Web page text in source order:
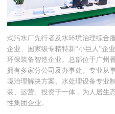
式污水厂先行者及水环境治理综合
企业、国家级专精特新“小巨人”企
环保装备智造企业。总部位于广州
拥有多家分公司及办事处。专业从
境治理解决方案、水处理设备专业
装、运营、投资于一体，为人居生
性集团企业。